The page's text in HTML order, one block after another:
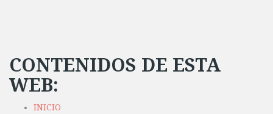
CONTENIDOS DE ESTA
WEB:
INICIO